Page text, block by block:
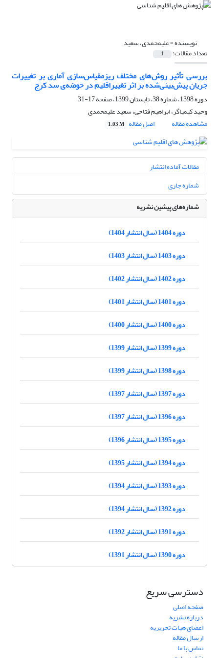
نویسنده =علیمحمدی، سعید
تعداد مقالات: 1
بررسی تأثیر روش‌های مختلف ریزمقیاس‌‌سازی آماری بر تغییرات
جریان پیش‌بینی‌شده بر اثر تغییراقلیم در حوضه‌ی سد کرج
دوره 1398، شماره 38، تابستان 1399، صفحه
17-31
وحید کیمیاگر، ابراهیم فتاحی، سعید علیمحمدی
مشاهده مقاله
اصل مقاله 1.03 M
مقالات آماده انتشار
شماره جاری
شماره‌های پیشین نشریه
دوره 1404 (سال انتشار 1404)
دوره 1403 (سال انتشار 1403)
دوره 1402 (سال انتشار 1402)
دوره 1401 (سال انتشار 1401)
دوره 1400 (سال انتشار 1400)
دوره 1399 (سال انتشار 1399)
دوره 1398 (سال انتشار 1399)
دوره 1397 (سال انتشار 1397)
دوره 1396 (سال انتشار 1397)
دوره 1395 (سال انتشار 1396)
دوره 1394 (سال انتشار 1395)
دوره 1393 (سال انتشار 1394)
دوره 1392 (سال انتشار 1394)
دوره 1391 (سال انتشار 1392)
دوره 1390 (سال انتشار 1391)
دسترسی سریع
صفحه اصلی
درباره نشریه
اعضای هیات تحریریه
ارسال مقاله
تماس با ما